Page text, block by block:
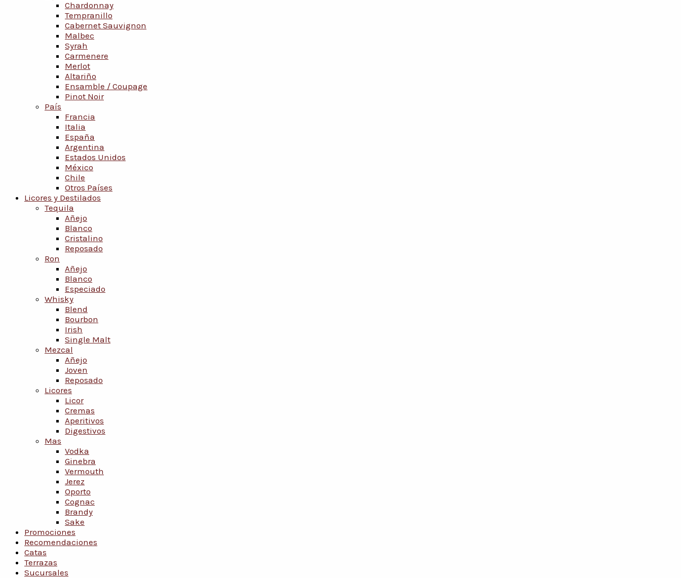
Chardonnay
Tempranillo
Cabernet Sauvignon
Malbec
Syrah
Carmenere
Merlot
Altariño
Ensamble / Coupage
Pinot Noir
País
Francia
Italia
España
Argentina
Estados Unidos
México
Chile
Otros Países
Licores y Destilados
Tequila
Añejo
Blanco
Cristalino
Reposado
Ron
Añejo
Blanco
Especiado
Whisky
Blend
Bourbon
Irish
Single Malt
Mezcal
Añejo
Joven
Reposado
Licores
Licor
Cremas
Aperitivos
Digestivos
Mas
Vodka
Ginebra
Vermouth
Jerez
Oporto
Cognac
Brandy
Sake
Promociones
Recomendaciones
Catas
Terrazas
Sucursales